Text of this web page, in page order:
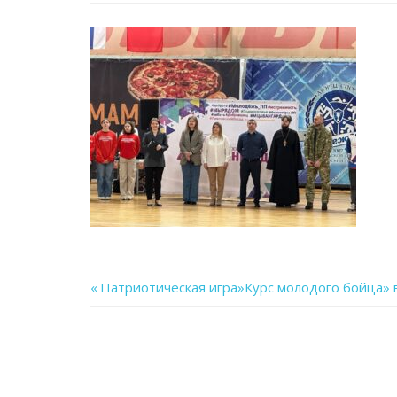
Previous
Патриотическая игра»Курс молодого